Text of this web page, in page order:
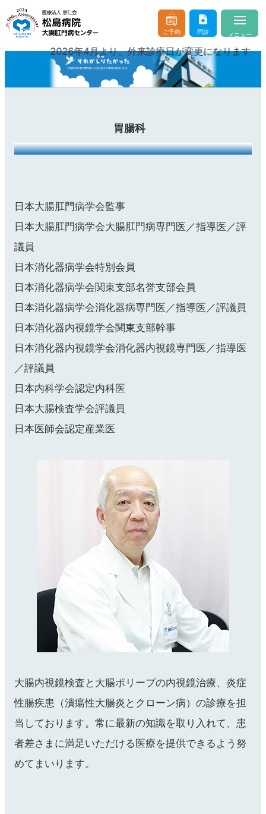
ご予約 問診 メニュー
当院について About
おなかやおしりの病気 Buttocks and Stomach
はじめての方へ For beginner client
交通アクセス
中文网站
English
2026年4月より、外来診療日が変更になります
胃腸科
日本大腸肛門病学会監事
日本大腸肛門病学会大腸肛門病専門医／指導医／評
議員
日本消化器病学会特別会員
日本消化器病学会関東支部名誉支部会員
日本消化器病学会消化器病専門医／指導医／評議員
日本消化器内視鏡学会関東支部幹事
日本消化器内視鏡学会消化器内視鏡専門医／指導医
／評議員
日本内科学会認定内科医
日本大腸検査学会評議員
日本医師会認定産業医
大腸内視鏡検査と大腸ポリープの内視鏡治療、炎症
性腸疾患（潰瘍性大腸炎とクローン病）の診療を担
当しております。常に最新の知識を取り入れて、患
者差さまに満足いただける医療を提供できるよう努
めてまいります。